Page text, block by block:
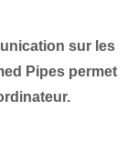
sur les
Pipes permet